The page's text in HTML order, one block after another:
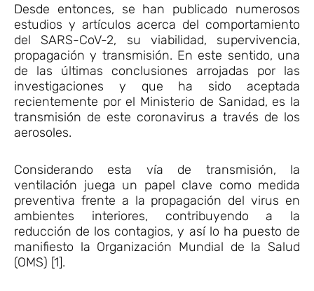
Desde entonces, se han publicado numerosos
estudios y artículos acerca del comportamiento
del SARS-CoV-2, su viabilidad, supervivencia,
propagación y transmisión. En este sentido, una
de las últimas conclusiones arrojadas por las
investigaciones y que ha sido aceptada
recientemente por el Ministerio de Sanidad, es la
transmisión de este coronavirus a través de los
aerosoles.
Considerando esta vía de transmisión, la
ventilación juega un papel clave como medida
preventiva frente a la propagación del virus en
ambientes interiores, contribuyendo a la
reducción de los contagios, y así lo ha puesto de
manifiesto la Organización Mundial de la Salud
(OMS) [1].